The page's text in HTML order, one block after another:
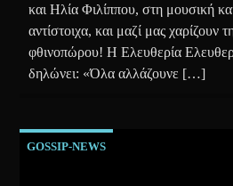
και Ηλία Φιλίππου, στη μουσική
αντίστοιχα, και μαζί μας χαρίζουν
φθινοπώρου! Η Ελευθερία
δηλώνει: «Όλα αλλάζουνε […]
GOSSIP-NEWS